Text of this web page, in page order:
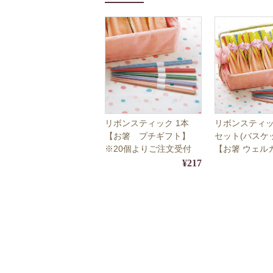
リボンスティック 1本
【お箸 プチギフト】
※20個よりご注文受付
¥217
リボンスティ
セット(バスケ
【お箸 ウェル